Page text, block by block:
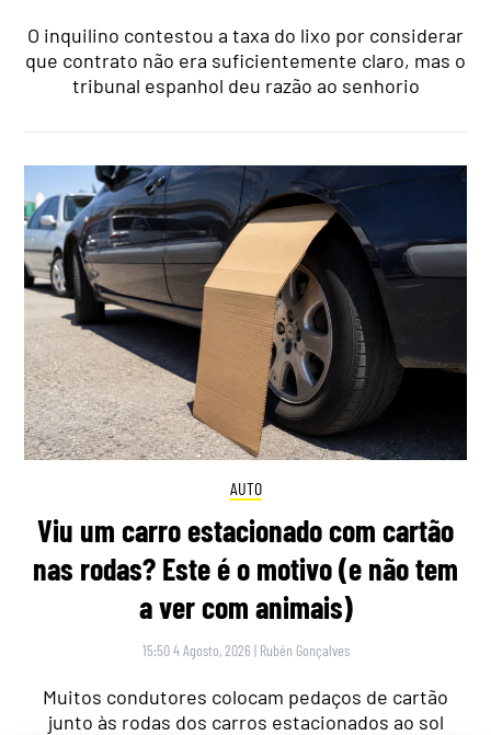
O inquilino contestou a taxa do lixo por considerar
que contrato não era suficientemente claro, mas o
tribunal espanhol deu razão ao senhorio
AUTO
Viu um carro estacionado com cartão
nas rodas? Este é o motivo (e não tem
a ver com animais)
15:50 4 Agosto, 2026 | Rubén Gonçalves
Muitos condutores colocam pedaços de cartão
junto às rodas dos carros estacionados ao sol